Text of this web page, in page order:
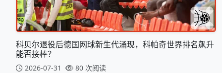
科贝尔退役后德国网球新生代涌现，科帕奇世界排名飙升
能否接棒？
2026-07-31 80 次阅读